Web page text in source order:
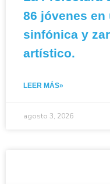
86 jóvenes en
sinfónica y
artístico.
LEER MÁS»
agosto 3, 2026